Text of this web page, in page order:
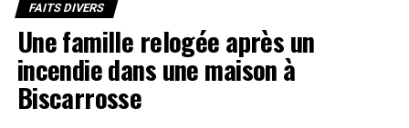
FAITS DIVERS
Une famille relogée après un
incendie dans une maison à
Biscarrosse